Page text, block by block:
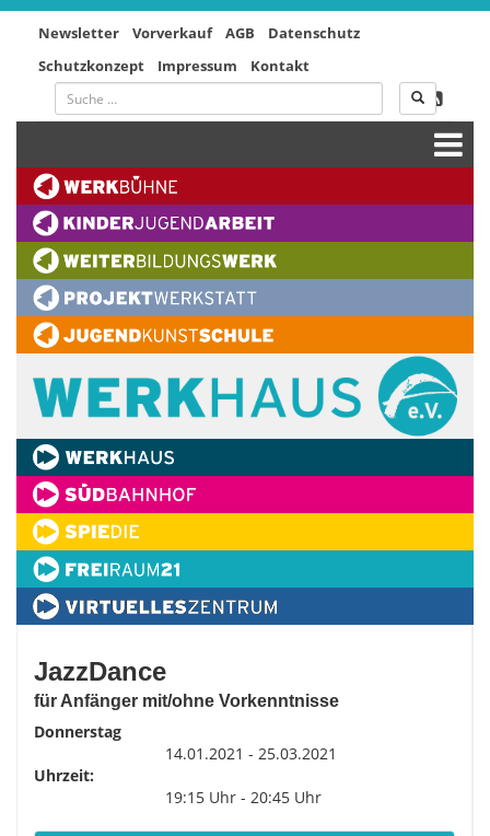
Newsletter Vorverkauf AGB
Datenschutz
Schutzkonzept
Impressum Kontakt
JazzDance
für Anfänger mit/ohne Vorkenntnisse
Donnerstag
14.01.2021 - 25.03.2021
Uhrzeit:
19:15 Uhr - 20:45 Uhr